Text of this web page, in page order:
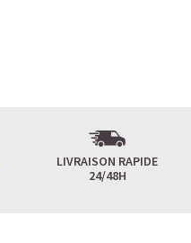
LIVRAISON RAPIDE
24/48H